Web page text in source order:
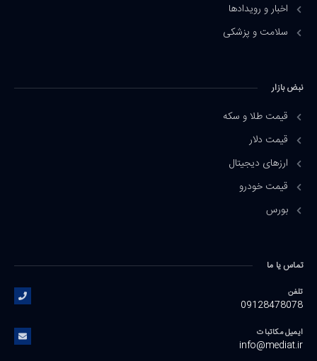
اخبار و رویدادها
سلامت و پزشکی
نبض بازار
قیمت طلا و سکه
قیمت دلار
ارزهای دیجیتال
قیمت خودرو
بورس
تماس یا ما
تلفن
09128478078
ایمیل مکاتبات
info@mediat.ir